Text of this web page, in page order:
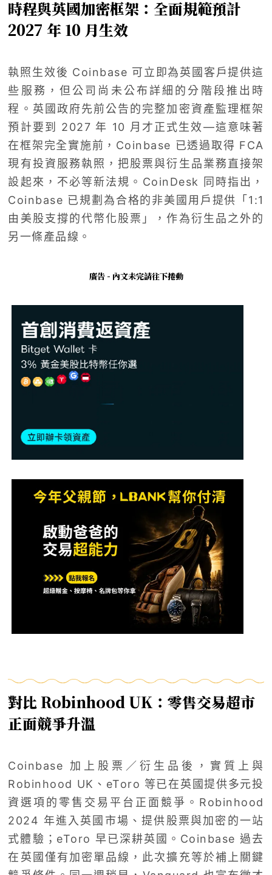
時程與英國加密框架：全面規範預計
2027 年 10 月生效
執照生效後 Coinbase 可立即為英國客戶提供這
些服務，但公司尚未公布詳細的分階段推出時
程。英國政府先前公告的完整加密資產監理框架
預計要到 2027 年 10 月才正式生效—這意味著
在框架完全實施前，Coinbase 已透過取得 FCA
現有投資服務執照，把股票與衍生品業務直接架
設起來，不必等新法規。CoinDesk 同時指出，
Coinbase 已規劃為合格的非美國用戶提供「1:1
由美股支撐的代幣化股票」，作為衍生品之外的
另一條產品線。
廣告 - 內文未完請往下捲動
對比 Robinhood UK：零售交易超市
正面競爭升溫
Coinbase 加上股票／衍生品後，實質上與
Robinhood UK、eToro 等已在英國提供多元投
資選項的零售交易平台正面競爭。Robinhood
2024 年進入英國市場、提供股票與加密的一站
式體驗；eToro 早已深耕英國。Coinbase 過去
在英國僅有加密單品線，此次擴充等於補上關鍵